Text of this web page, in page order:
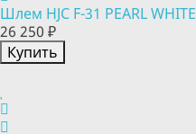
Шлем HJC F-31 PEARL WHITE
26 250 ₽
Купить